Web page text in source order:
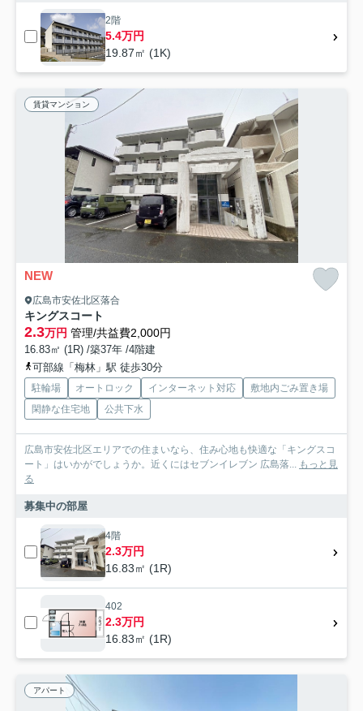
2階
5.4万円
19.87㎡ (1K)
賃貸マンション
NEW
広島市安佐北区落合
キングスコート
2.3万円 管理/共益費2,000円
16.83㎡ (1R) /築37年 /4階建
可部線「梅林」駅 徒歩30分
駐輪場 オートロック インターネット対応
敷地内ごみ置き場
閑静な住宅地
公共下水
広島市安佐北区エリアでの住まいなら、住み心地も快適な「キングスコ
ート」はいかがでしょうか。近くにはセブンイレブン 広島落... もっと見
る
募集中の部屋
4階
2.3万円
16.83㎡ (1R)
402
2.3万円
16.83㎡ (1R)
アパート